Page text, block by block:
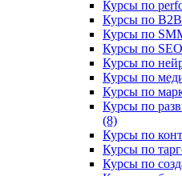
Курсы по
Курсы по
Курсы по
Курсы по
Курсы по
Курсы по
Курсы по
Курсы по
(8)
Курсы по
Курсы по
Курсы по